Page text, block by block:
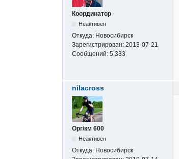
Координатор
Неактивен
Откуда: Новосибирск
Зарегистрирован: 2013-07-21
Сообщений: 5,333
nilacross
Орг/км 600
Неактивен
Откуда: Новосибирск